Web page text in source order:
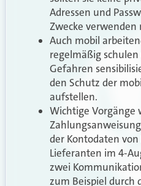
Adressen und
Zwecke verwenden
Auch mobil
regelmäßig
Gefahren
den Schutz der
aufstellen.
Wichtige Vorgänge
der Kontodaten
Lieferanten im 4-
zwei
zum Beispiel durch